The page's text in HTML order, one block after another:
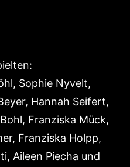
Sophie Nyvelt,
Hannah Seifert,
Franziska Mück,
Franziska Holpp,
Aileen Piecha und